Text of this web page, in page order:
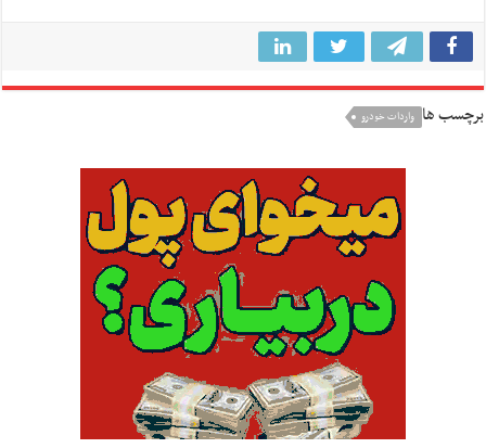
برچسب ها واردات خودرو